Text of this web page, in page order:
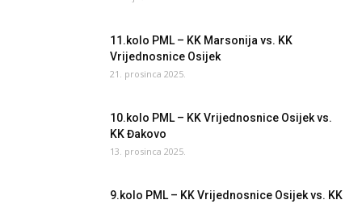
11.kolo PML – KK Marsonija vs. KK
Vrijednosnice Osijek
21. prosinca 2025.
10.kolo PML – KK Vrijednosnice Osijek vs.
KK Đakovo
13. prosinca 2025.
9.kolo PML – KK Vrijednosnice Osijek vs. KK